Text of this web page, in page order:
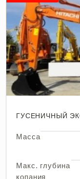
ГУСЕНИЧНЫЙ
Масса
Макс. глубина
копания